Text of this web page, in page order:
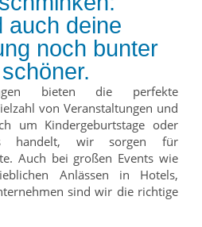
auch deine
noch bunter
bieten die perfekte
von Veranstaltungen und
um Kindergeburtstage oder
handelt, wir sorgen für
Auch bei großen Events wie
Anlässen in Hotels,
sind wir die richtige